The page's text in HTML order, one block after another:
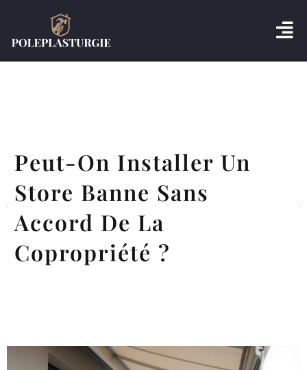
Peut-On Installer Un
Store Banne Sans
Accord De La
Copropriété ?